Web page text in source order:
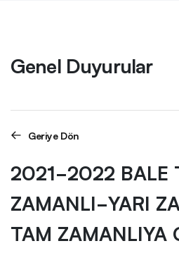
Genel Duyurular
Geriye Dön
2021-2022 BALE
ZAMANLI-YARI
TAM ZAMANLIYA